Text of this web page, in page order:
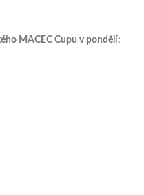
MACEC Cupu v pondělí: